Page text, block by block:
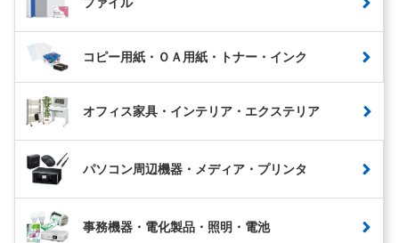
コピー用紙・ＯＡ用紙・トナー・インク
オフィス家具・インテリア・エクステリア
パソコン周辺機器・メディア・プリンタ
事務機器・電化製品・照明・電池